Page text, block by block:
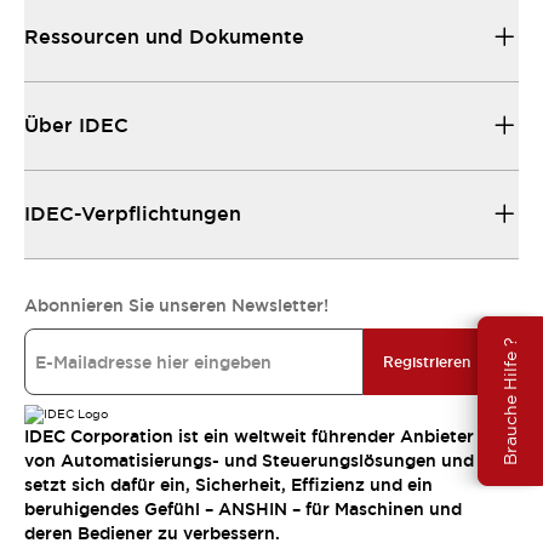
Brauche Hilfe ?
Ressourcen und Dokumente
Über IDEC
IDEC-Verpflichtungen
Abonnieren Sie unseren Newsletter!
Registrieren
IDEC Corporation ist ein weltweit führender Anbieter
von Automatisierungs- und Steuerungslösungen und
setzt sich dafür ein, Sicherheit, Effizienz und ein
beruhigendes Gefühl – ANSHIN – für Maschinen und
deren Bediener zu verbessern.